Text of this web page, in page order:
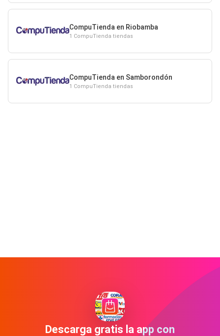
CompuTienda en Riobamba
1 CompuTienda tiendas
CompuTienda en Samborondón
1 CompuTienda tiendas
Descarga gratis la app con